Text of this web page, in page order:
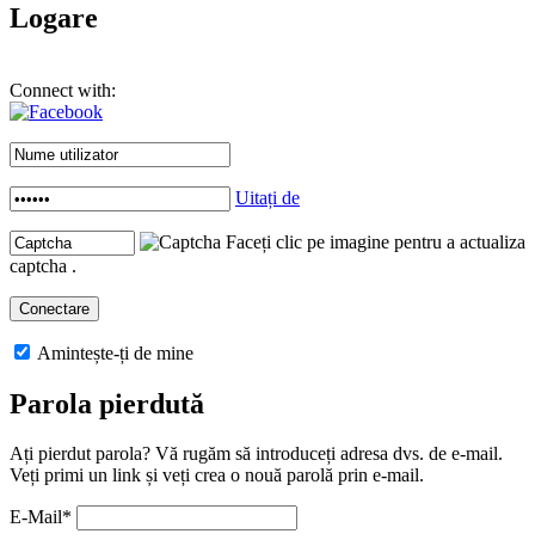
Logare
Connect with:
Uitați de
Faceți clic pe imagine pentru a actualiza
captcha .
Amintește-ți de mine
Parola pierdută
Ați pierdut parola? Vă rugăm să introduceți adresa dvs. de e-mail.
Veți primi un link și veți crea o nouă parolă prin e-mail.
E-Mail*